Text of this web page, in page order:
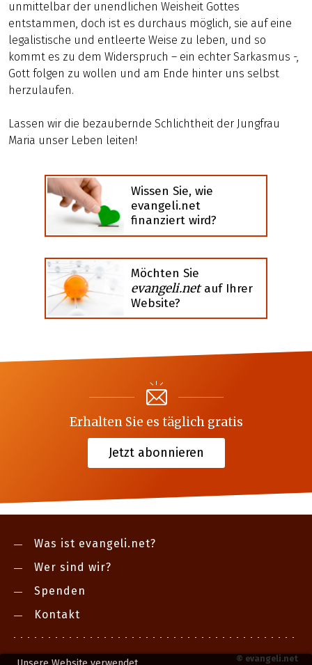
unmittelbar der unendlichen Weisheit Gottes
entstammen, doch ist es durchaus möglich, sie auf eine
legalistische und entleerte Weise zu leben, und so
kommt es zu dem Widerspruch – ein echter Sarkasmus -,
Gott folgen zu wollen und am Ende hinter uns selbst
herzulaufen.
Lassen wir die bezaubernde Schlichtheit der Jungfrau
Maria unser Leben leiten!
Wissen Sie, wie
evangeli.net
finanziert wird?
Möchten Sie
evangeli.netauf Ihrer
Website?
Erhalten Sie es täglich gratis
Jetzt abonnieren
Was ist evangeli.net?
Wer sind wir?
Spenden
Kontakt
© evangeli.net